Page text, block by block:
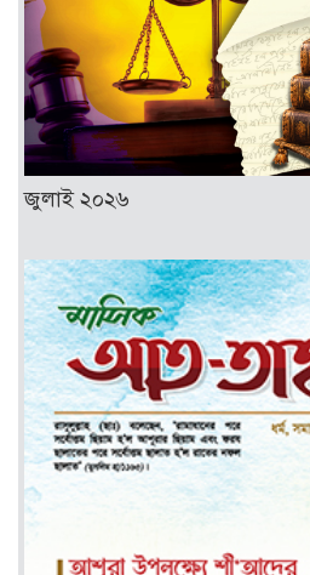
জুলাই ২০২৬